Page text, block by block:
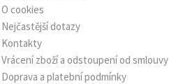
O cookies
Nejčastější dotazy
Kontakty
Vrácení zboží a odstoupení od smlouvy
Doprava a platební podmínky